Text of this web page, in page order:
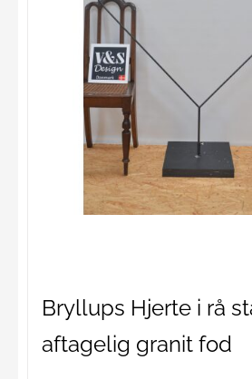
Bryllups Hjerte i rå
aftagelig granit fod